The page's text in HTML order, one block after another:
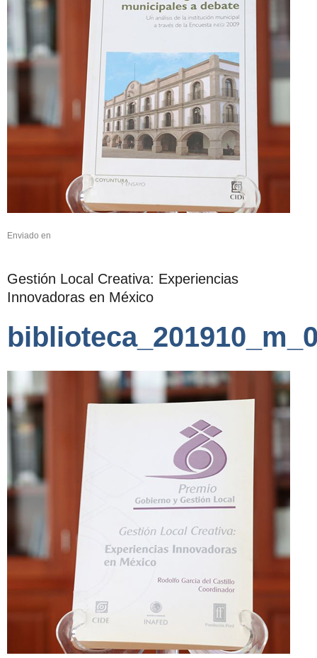
Enviado en
Gestión Local Creativa: Experiencias
Innovadoras en México